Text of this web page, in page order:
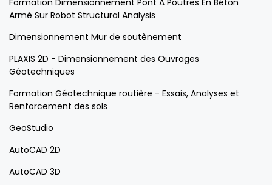
Formation Dimensionnement Pont A Poutres En Béton
Armé Sur Robot Structural Analysis
Dimensionnement Mur de soutènement
PLAXIS 2D - Dimensionnement des Ouvrages
Géotechniques
Formation Géotechnique routière - Essais, Analyses et
Renforcement des sols
GeoStudio
AutoCAD 2D
AutoCAD 3D